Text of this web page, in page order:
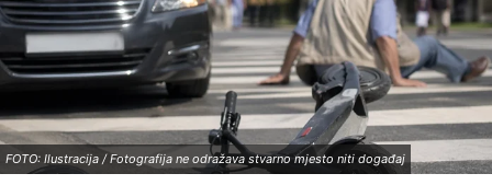
FOTO: Ilustracija / Fotografija ne odražava stvarno mjesto niti događaj